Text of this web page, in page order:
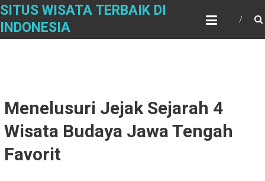
Skip
content
SITUS WISATA TERBAIK DI
INDONESIA
Menelusuri Jejak Sejarah 4
Wisata Budaya Jawa Tengah
Favorit